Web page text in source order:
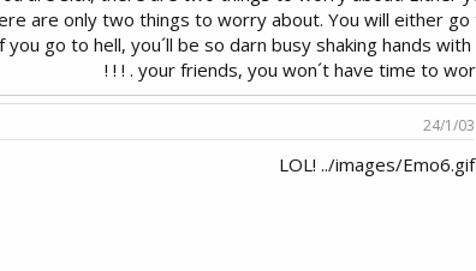
are only two things to worry about. You will either go
go to hell, you´ll be so darn busy shaking hands with
your friends, you won´t have time to worry .
24/1/03
LOL! ../images/Emo6.gif